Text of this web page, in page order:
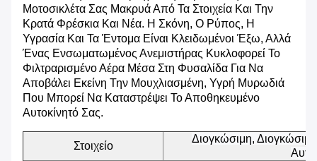
Μοτοσικλέτα Σας Μακρυά Από Τα Στοιχεία Και Την
Κρατά Φρέσκια Και Νέα. Η Σκόνη, Ο Ρύπος, Η
Υγρασία Και Τα Έντομα Είναι Κλειδωμένοι Έξω, Αλλά
Ένας Ενσωματωμένος Ανεμιστήρας Κυκλοφορεί Το
Φιλτραρισμένο Αέρα Μέσα Στη Φυσαλίδα Για Να
Αποβάλει Εκείνη Την Μουχλιασμένη, Υγρή Μυρωδιά
Που Μπορεί Να Καταστρέψει Το Αποθηκευμένο
Αυτοκίνητό Σας.
Στοιχείο
Διογκώσιμη,